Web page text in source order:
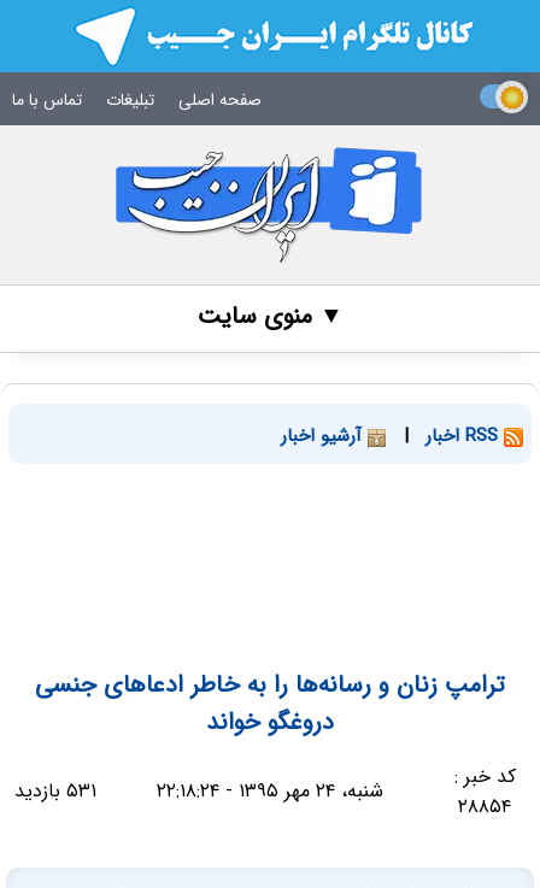
صفحه اصلی تبلیغات تماس با ما
▼ منوی سایت
| آرشیو اخبار
ترامپ زنان و رسانه‌ها را به خاطر ادعاهای جنسی
دروغگو خواند
کد خبر :
۲۸۸۵۴
شنبه، ۲۴ مهر ۱۳۹۵ - ۲۲:۱۸:۲۴ ۵۳۱ بازدید